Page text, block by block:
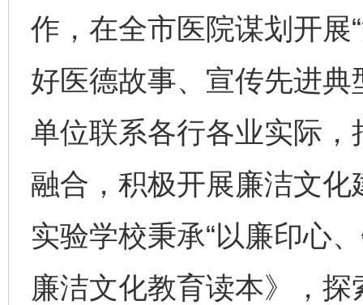
作，在全市医院谋划开展
好医德故事、宣传先进
单位联系各行各业实际
融合，积极开展廉洁文
实验学校秉承“以廉印心
廉洁文化教育读本》，